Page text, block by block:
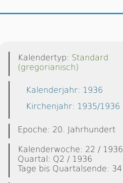
Kalendertyp: Standard
(gregorianisch)
Kalenderjahr: 1936
Kirchenjahr: 1935/1936
Epoche: 20. Jahrhundert
Kalenderwoche: 22 / 1936
Quartal: Q2 / 1936
Tage bis Quartalsende: 34